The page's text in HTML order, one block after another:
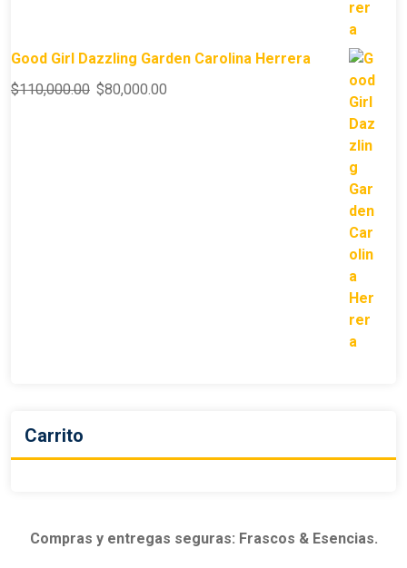
Good Girl Dazzling Garden Carolina Herrera
$110,000.00 $80,000.00
Carrito
Compras y entregas seguras: Frascos & Esencias.